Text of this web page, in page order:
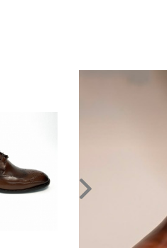
MOCASSINS / LOAFERS /